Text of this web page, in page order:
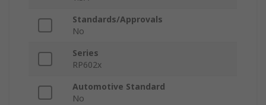
Standards/Approvals
No
Series
RP602x
Automotive Standard
No